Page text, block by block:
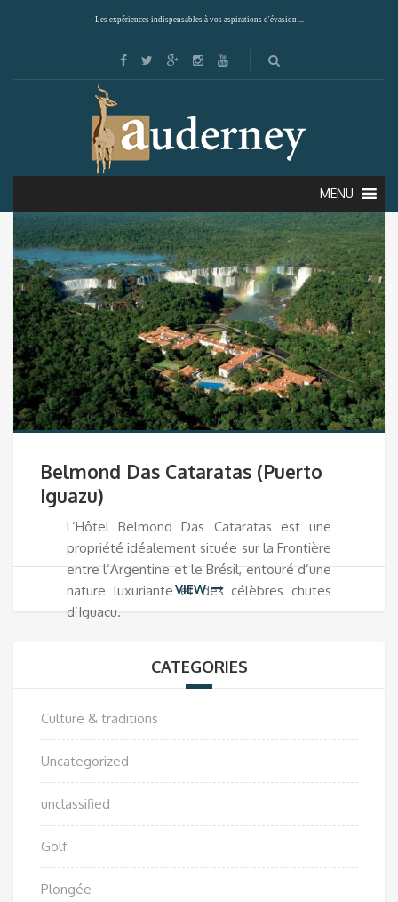
Les expériences indispensables à vos aspirations d'évasion ...
MENU
Showing the single result
Default sorting
Belmond Das Cataratas (Puerto
Iguazu)
L’Hôtel Belmond Das Cataratas est une
propriété idéalement située sur la Frontière
entre l’Argentine et le Brésil, entouré d’une
nature luxuriante et des célèbres chutes
d’Iguaçu.
VIEW
CATEGORIES
Culture & traditions
Uncategorized
unclassified
Golf
Plongée